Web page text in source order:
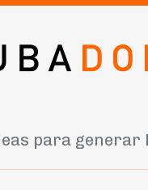
para generar